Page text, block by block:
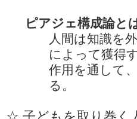
ピアジェ構成論と
人間は知識を
によって獲得
作用を通して
る。